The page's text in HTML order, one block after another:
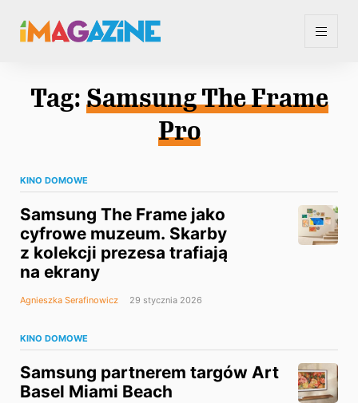
Tag: Samsung The Frame
Pro
KINO DOMOWE
Samsung The Frame jako
cyfrowe muzeum. Skarby
z kolekcji prezesa trafiają
na ekrany
Agnieszka Serafinowicz 29 stycznia 2026
KINO DOMOWE
Samsung partnerem targów Art
Basel Miami Beach